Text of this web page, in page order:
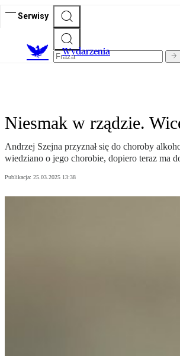
Serwisy
Wydarzenia
Niesmak w rządzie.
Andrzej Szejna przyznał się do choroby
wiedziano o jego chorobie, dopiero teraz ma
Publikacja: 25.03.2025 13:38